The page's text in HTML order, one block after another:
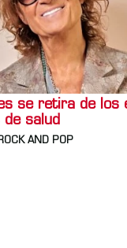
se retira de los
salud
AND POP